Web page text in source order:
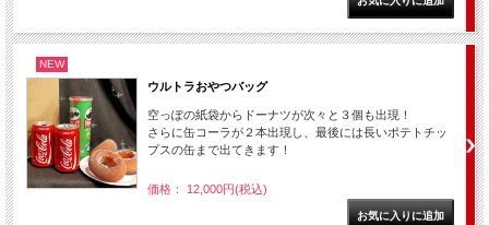
NEW
ウルトラおやつバッグ
空っぽの紙袋からドーナツが次々と３個も出現！
さらに缶コーラが２本出現し、最後には長いポテトチッ
プスの缶まで出てきます！
価格： 12,000円(税込)